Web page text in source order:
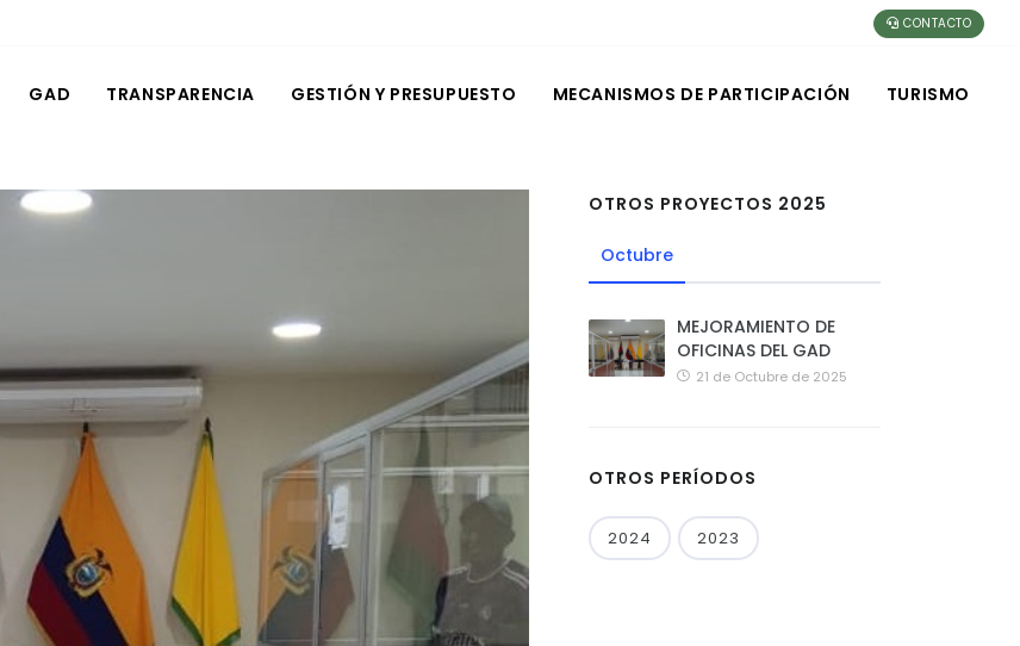
CONTACTO
GAD TRANSPARENCIA GESTIÓN Y PRESUPUESTO MECANISMOS DE PARTICIPACIÓN TURISMO
OTROS PROYECTOS 2025
Octubre
MEJORAMIENTO DE
OFICINAS DEL GAD
21 de Octubre de 2025
OTROS PERÍODOS
2024 2023